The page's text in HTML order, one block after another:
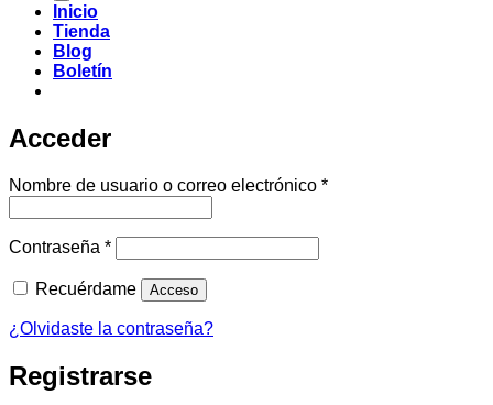
Inicio
Tienda
Blog
Boletín
Acceder
Nombre de usuario o correo electrónico *Obligatorio
Contraseña *Obligatorio
Recuérdame Acceso
¿Olvidaste la contraseña?
Registrarse